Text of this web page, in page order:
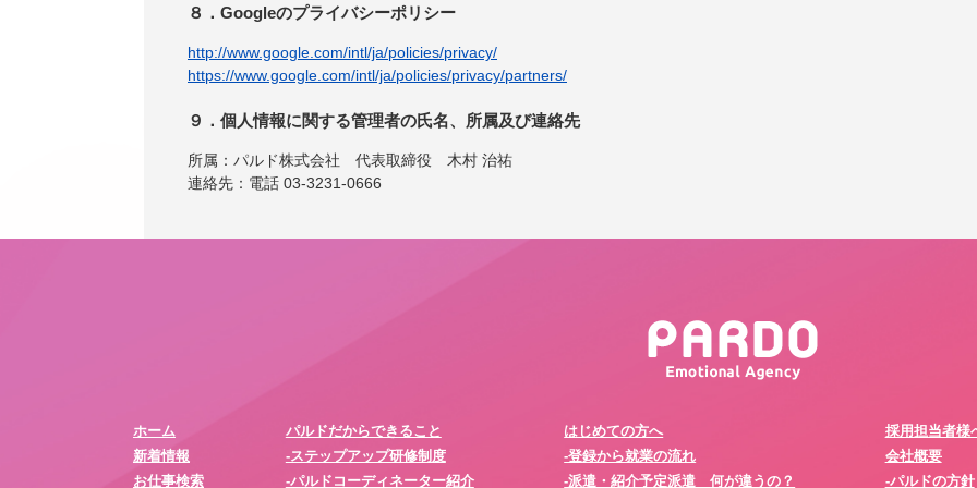
８．Googleのプライバシーポリシー
http://www.google.com/intl/ja/policies/privacy/
https://www.google.com/intl/ja/policies/privacy/partners/
９．個人情報に関する管理者の氏名、所属及び連絡先
所属：パルド株式会社 代表取締役 木村 治祐
連絡先：電話 03-3231-0666
ホーム
新着情報
お仕事検索
パルドだからできること
-ステップアップ研修制度
-パルドコーディネーター紹介
はじめての方へ
-登録から就業の流れ
-派遣・紹介予定派遣 何が違うの？
採用担当者様
会社概要
-パルドの方針